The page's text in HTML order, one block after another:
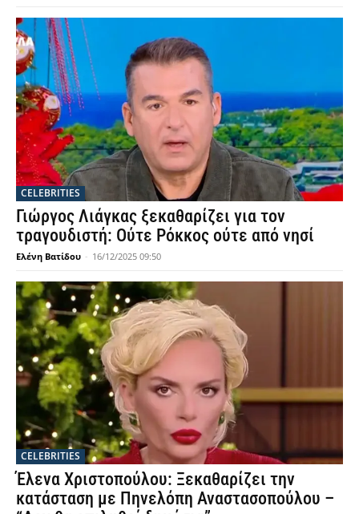
CELEBRITIES
Γιώργος Λιάγκας ξεκαθαρίζει για τον
τραγουδιστή: Ούτε Ρόκκος ούτε από νησί
Ελένη Βατίδου - 16/12/2025 09:50
CELEBRITIES
Έλενα Χριστοπούλου: Ξεκαθαρίζει την
κατάσταση με Πηνελόπη Αναστασοπούλου –